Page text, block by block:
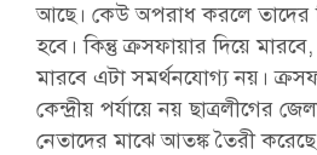
আছে। কেউ অপরাধ করলে তাদের
হবে। কিন্তু ক্রসফায়ার দিয়ে
মারবে এটা সমর্থনযোগ্য নয়।
কেন্দ্রীয় পর্যায়ে নয় ছাত্রলীগের
নেতাদের মাঝে আতঙ্ক তৈরী